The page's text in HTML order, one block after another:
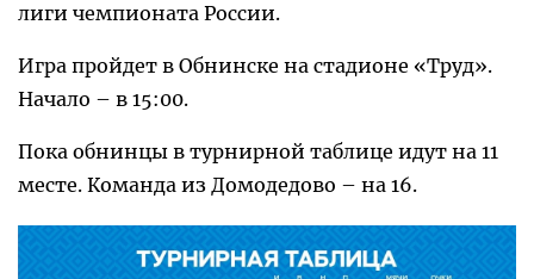
лиги чемпионата России.
Игра пройдет в Обнинске на стадионе «Труд».
Начало – в 15:00.
Пока обнинцы в турнирной таблице идут на 11
месте. Команда из Домодедово – на 16.